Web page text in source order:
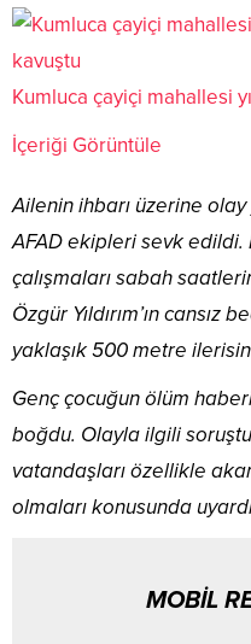
Kumluca çayiçi mahallesi
İçeriği Görüntüle
Ailenin ihbarı üzerine
AFAD ekipleri sevk
çalışmaları sabah
Özgür Yıldırım’ın
yaklaşık 500 metre
Genç çocuğun ölüm
boğdu. Olayla ilgili
vatandaşları özellikle
olmaları konusunda
MOBİL